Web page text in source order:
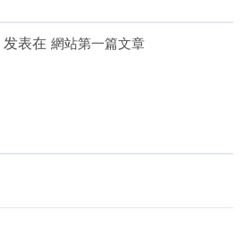
发表在 網站第一篇文章